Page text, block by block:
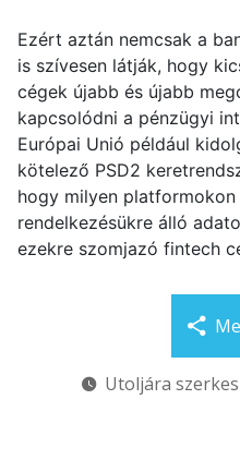
Ezért aztán nemcsak a
is szívesen látják, hogy
cégek újabb és újabb
kapcsolódni a pénzügyi
Európai Unió például
kötelező PSD2
hogy milyen
rendelkezésükre álló
ezekre szomjazó fintech
Utoljára